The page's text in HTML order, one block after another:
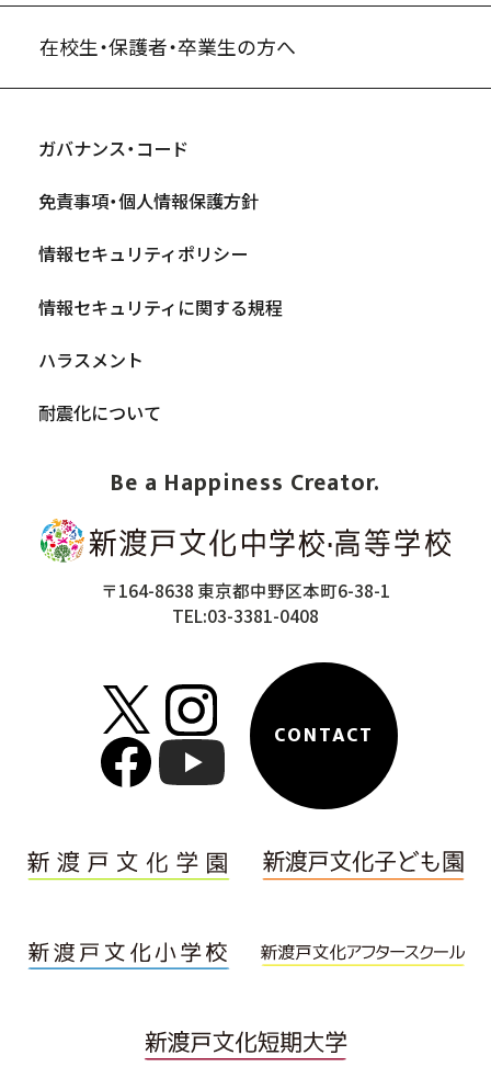
Be a Happiness Creator.
〒164-8638 東京都中野区本町6-38-1
TEL:03-3381-0408
CONTACT
在校生・保護者・卒業生の方へ
ガバナンス・コード
免責事項・個人情報保護方針
情報セキュリティポリシー
情報セキュリティに関する規程
ハラスメント
耐震化について